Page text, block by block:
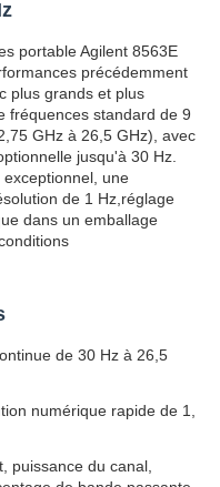
portable Agilent 8563E
précédemment
plus grands et plus
fréquences standard de 9
GHz à 26,5 GHz), avec
jusqu'à 30 Hz.
une
de 1 Hz,réglage
dans un emballage
de 30 Hz à 26,5
numérique rapide de 1,
puissance du canal,